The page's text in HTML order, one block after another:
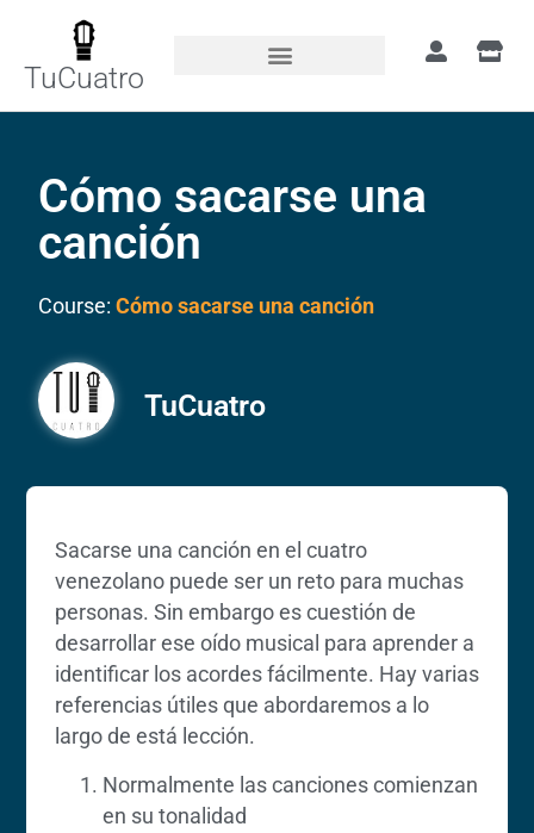
TuCuatro
Cómo sacarse una
canción
Course: Cómo sacarse una canción
TuCuatro
Sacarse una canción en el cuatro
venezolano puede ser un reto para muchas
personas. Sin embargo es cuestión de
desarrollar ese oído musical para aprender a
identificar los acordes fácilmente. Hay varias
referencias útiles que abordaremos a lo
largo de está lección.
Normalmente las canciones comienzan
en su tonalidad